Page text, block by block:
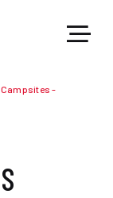
Campsites -